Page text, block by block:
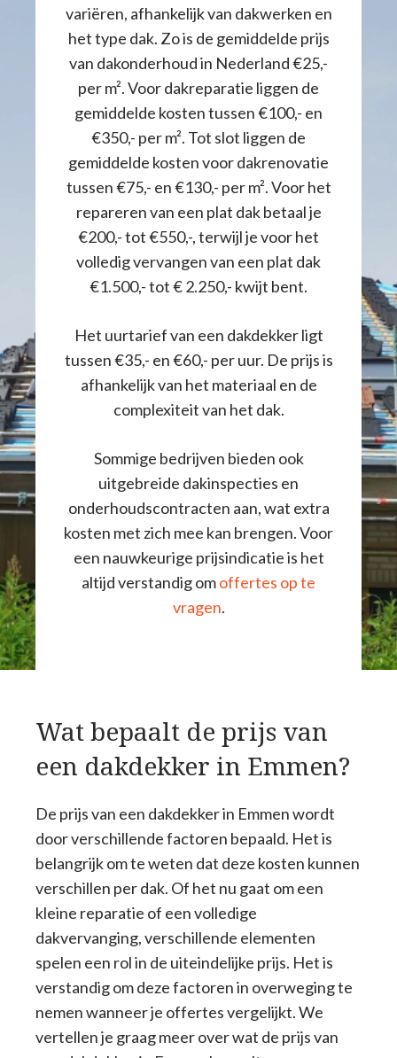
variëren, afhankelijk van dakwerken en
het type dak. Zo is de gemiddelde prijs
van dakonderhoud in Nederland €25,-
per m². Voor dakreparatie liggen de
gemiddelde kosten tussen €100,- en
€350,- per m². Tot slot liggen de
gemiddelde kosten voor dakrenovatie
tussen €75,- en €130,- per m². Voor het
repareren van een plat dak betaal je
€200,- tot €550,-, terwijl je voor het
volledig vervangen van een plat dak
€1.500,- tot € 2.250,- kwijt bent.
Het uurtarief van een dakdekker ligt
tussen €35,- en €60,- per uur. De prijs is
afhankelijk van het materiaal en de
complexiteit van het dak.
Sommige bedrijven bieden ook
uitgebreide dakinspecties en
onderhoudscontracten aan, wat extra
kosten met zich mee kan brengen. Voor
een nauwkeurige prijsindicatie is het
altijd verstandig omoffertes op te
vragen.
Wat bepaalt de prijs van
een dakdekker in Emmen?
De prijs van een dakdekker in Emmen wordt
door verschillende factoren bepaald. Het is
belangrijk om te weten dat deze kosten kunnen
verschillen per dak. Of het nu gaat om een
kleine reparatie of een volledige
dakvervanging, verschillende elementen
spelen een rol in de uiteindelijke prijs. Het is
verstandig om deze factoren in overweging te
nemen wanneer je offertes vergelijkt. We
vertellen je graag meer over wat de prijs van